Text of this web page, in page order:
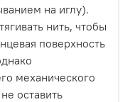
на иглу).
нить, чтобы
поверхность
механического
оставить